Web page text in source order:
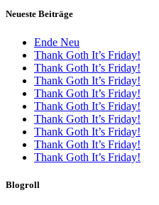
Neueste Beiträge
Ende Neu
Thank Goth It’s Friday!
Thank Goth It’s Friday!
Thank Goth It’s Friday!
Thank Goth It’s Friday!
Thank Goth It’s Friday!
Thank Goth It’s Friday!
Thank Goth It’s Friday!
Thank Goth It’s Friday!
Thank Goth It’s Friday!
Blogroll